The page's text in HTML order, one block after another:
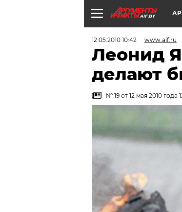
AIF.BY
12.05.2010 10:42 www.aif.ru
Леонид
делают
№ 19 от 12 мая 2010 года